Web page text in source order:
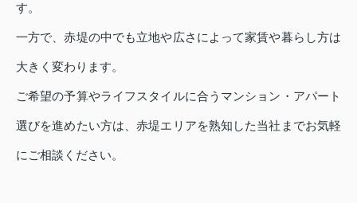
す。
一方で、赤堤の中でも立地や広さによって家賃や暮らし方は
大きく変わります。
ご希望の予算やライフスタイルに合うマンション・アパート
選びを進めたい方は、赤堤エリアを熟知した当社までお気軽
にご相談ください。